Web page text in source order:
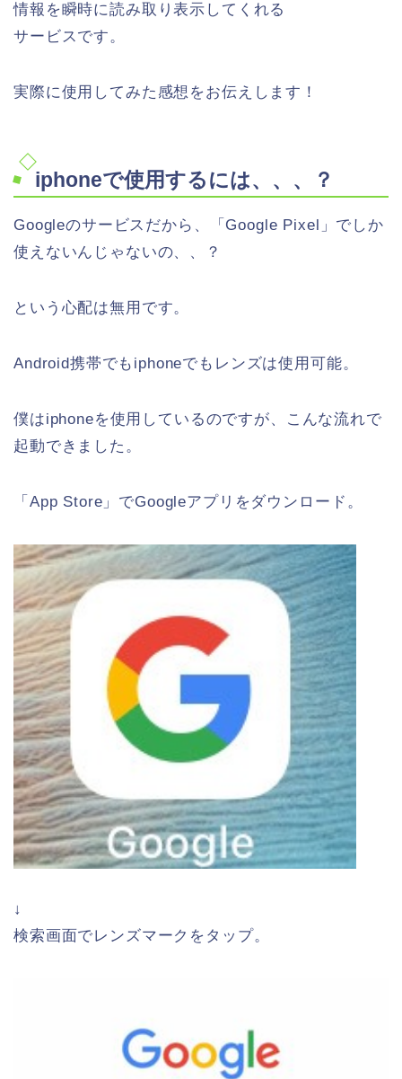
情報を瞬時に読み取り表示してくれる
サービスです。
実際に使用してみた感想をお伝えします！
iphoneで使用するには、、、？
Googleのサービスだから、「Google Pixel」でしか
使えないんじゃないの、、？
という心配は無用です。
Android携帯でもiphoneでもレンズは使用可能。
僕はiphoneを使用しているのですが、こんな流れで
起動できました。
「App Store」でGoogleアプリをダウンロード。
↓
検索画面でレンズマークをタップ。